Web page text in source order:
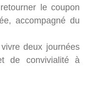
le coupon
accompagné du
deux journées
de convivialité à